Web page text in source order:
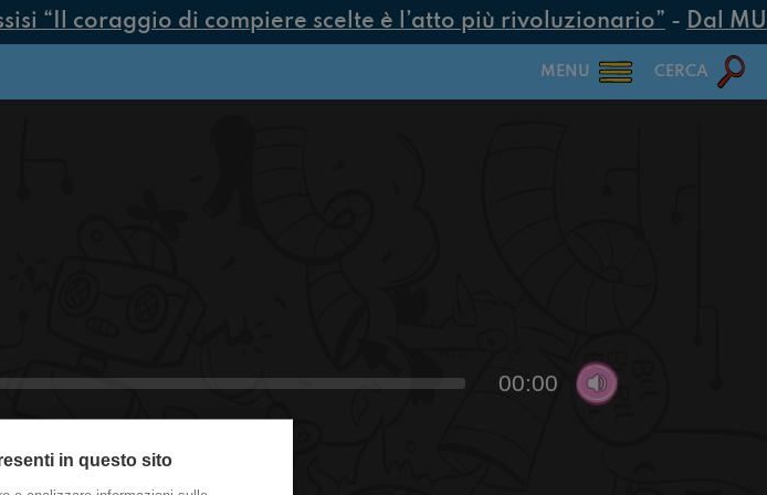
“Il coraggio di compiere scelte è l’atto più rivoluzionario”- Dal
MENU CERCA
00:00
in questo sito